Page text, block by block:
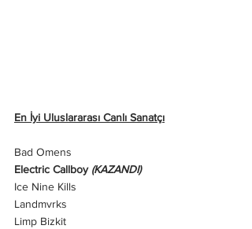
En İyi Uluslararası Canlı Sanatçı
Bad Omens
Electric Callboy (KAZANDI)
Ice Nine Kills
Landmvrks
Limp Bizkit